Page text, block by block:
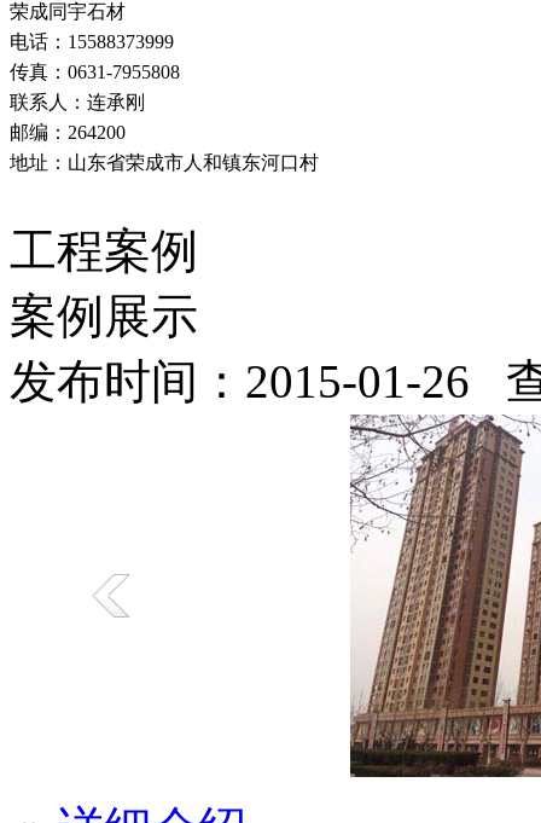
荣成同宇石材
电话：15588373999
传真：0631-7955808
联系人：连承刚
邮编：264200
地址：山东省荣成市人和镇东河口村
工程案例
案例展示
发布时间：2015-01-26